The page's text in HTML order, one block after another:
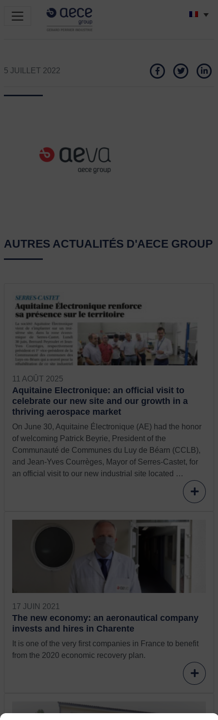
5 JUILLET 2022
AUTRES ACTUALITÉS D'AECE GROUP
11 AOÛT 2025
Aquitaine Electronique: an official visit to
celebrate our new site and our growth in a
thriving aerospace market
On June 30, Aquitaine Électronique (AE) had the honor
of welcoming Patrick Beyrie, President of the
Communauté de Communes du Luy de Béarn (CCLB),
and Jean-Yves Courrèges, Mayor of Serres-Castet, for
an official visit to our new industrial site located …
17 JUIN 2021
The new economy: an aeronautical company
invests and hires in Charente
It is one of the very first companies in France to benefit
from the 2020 economic recovery plan.